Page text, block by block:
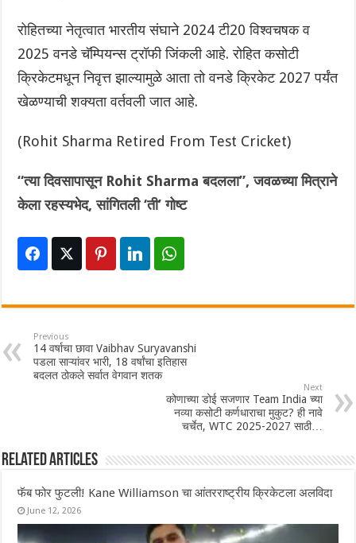
रोहितच्या नेतृत्वात भारतीय संघाने 2024 टी20 विश्वचषक व
2025 वनडे चॅम्पियन्स ट्रॉफी जिंकली आहे. रोहित कसोटी
क्रिकेटमधून निवृत्त झाल्यामुळे आता तो वनडे क्रिकेट 2027 पर्यंत
खेळण्याची शक्यता वर्तवली जात आहे.
(Rohit Sharma Retired From Test Cricket)
“त्या दिवसापासून Rohit Sharma बदलला”, जवळच्या मित्राने
केला रहस्यभेद, सांगितली ‘ती’ गोष्ट
Previous
14 वर्षाचा छावा Vaibhav Suryavanshi
पडला साऱ्यांवर भारी, 18 वर्षांचा इतिहास
बदलत ठोकले सर्वात वेगवान शतक
Next
कोणाच्या डोई सजणार Team India च्या
नव्या कसोटी कर्णधाराचा मुकुट? ही नावे
चर्चेत, WTC 2025-2027 साठी…
Related Articles
फॅब फोर फुटली! Kane Williamson चा आंतरराष्ट्रीय क्रिकेटला अलविदा
June 12, 2026